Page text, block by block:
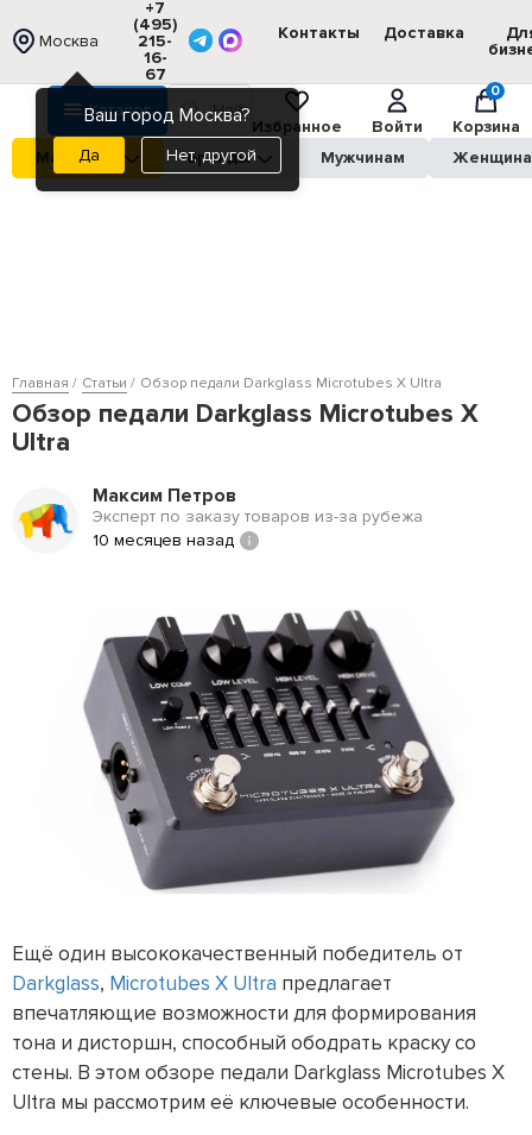
Москва
Ваш город Москва?
Нет, другой
+7
(495)
215-
16-
67
Контакты Доставка
Каталог
Избранное
Войти
0
Корзина
Магазины
Бренды Мужчинам
Главная Статьи Обзор педали Darkglass Microtubes X Ultra
Обзор педали Darkglass Microtubes X
Ultra
Максим Петров
Эксперт по заказу товаров из-за рубежа
10 месяцев назад
Ещё один высококачественный победитель от
Darkglass, Microtubes X Ultra предлагает
впечатляющие возможности для формирования
тона и дисторшн, способный ободрать краску со
стены. В этом обзоре педали Darkglass Microtubes X
Ultra мы рассмотрим её ключевые особенности.